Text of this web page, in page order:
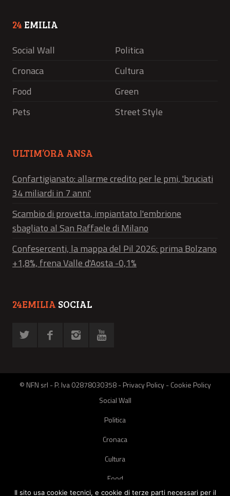
24 EMILIA
Social Wall
Politica
Cronaca
Cultura
Food
Green
Pets
Street Style
ULTIM’ORA ANSA
Confartigianato: allarme credito per le pmi, 'bruciati
34 miliardi in 7 anni'
Scambio di provetta, impiantato l'embrione
sbagliato al San Raffaele di Milano
Confesercenti, la mappa del Pil 2026: prima Bolzano
+1,8%, frena Valle d'Aosta -0,1%
24EMILIA SOCIAL
© NFN srl - P. Iva 02878030358 -Privacy Policy-Cookie Policy
Social Wall
Politica
Cronaca
Cultura
Food
Il sito usa cookie tecnici, e cookie di terze parti necessari per il